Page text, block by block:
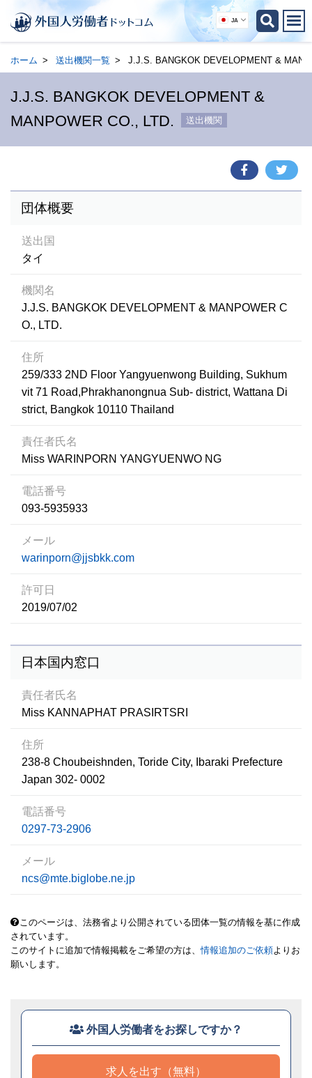
JA
ホーム 送出機関一覧 J.J.S. BANGKOK DEVELOPMENT &
J.J.S. BANGKOK DEVELOPMENT &
MANPOWER CO., LTD.
送出機関
団体概要
送出国
タイ
機関名
J.J.S. BANGKOK DEVELOPMENT & MANPOWER C
O., LTD.
住所
259/333 2ND Floor Yangyuenwong Building, Sukhum
vit 71 Road,Phrakhanongnua Sub- district, Wattana Di
strict, Bangkok 10110 Thailand
責任者氏名
Miss WARINPORN YANGYUENWO NG
電話番号
093-5935933
メール
warinporn@jjsbkk.com
許可日
2019/07/02
日本国内窓口
責任者氏名
Miss KANNAPHAT PRASIRTSRI
住所
238-8 Choubeishnden, Toride City, Ibaraki Prefecture
Japan 302- 0002
電話番号
0297-73-2906
メール
ncs@mte.biglobe.ne.jp
このページは、法務省より公開されている団体一覧の情報を基に作成
されています。
このサイトに追加で情報掲載をご希望の方は、情報追加のご依頼よりお
願いします。
外国人労働者をお探しですか？
求人を出す（無料）